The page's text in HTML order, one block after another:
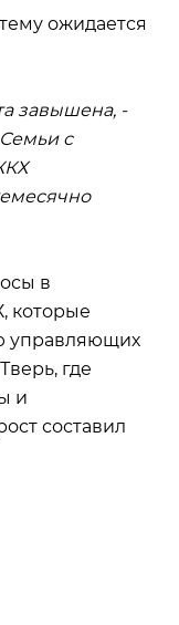
ожидается
завышена, -
Семьи с
в
которые
управляющих
где
и
составил